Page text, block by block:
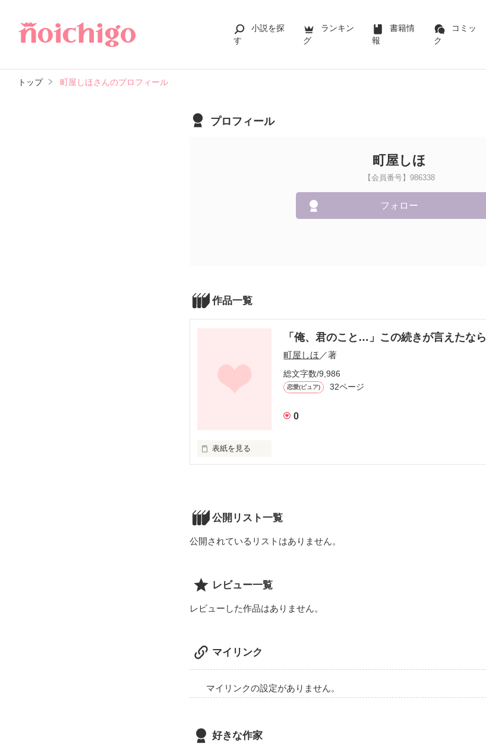
小説を探
す
ランキン
グ
書籍情
報
コミッ
ク
トップ 町屋しほさんのプロフィール
プロフィール
町屋しほ
【会員番号】986338
フォロー
作品一覧
「俺、君のこと…」この続きが言えたなら
町屋しほ／著
総文字数/9,986
恋愛(ピュア) 32ページ
0
表紙を見る
あの子に出会って、俺は変わったんだ
「普通の何がいいの？」
公開リスト一覧
公開されているリストはありません。
レビュー一覧
レビューした作品はありません。
マイリンク
マイリンクの設定がありません。
好きな作家